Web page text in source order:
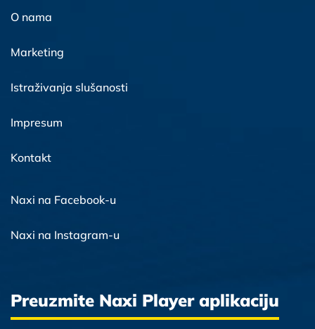
O nama
Marketing
Istraživanja slušanosti
Impresum
Kontakt
Naxi na Facebook-u
Naxi na Instagram-u
Preuzmite Naxi Player aplikaciju